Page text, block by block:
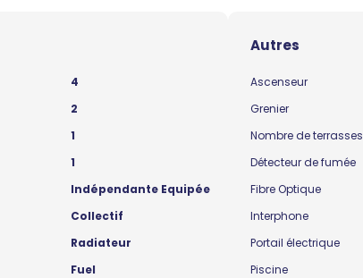
4
2
1
1
Indépendante Equipée
Collectif
Radiateur
Fuel
Autres
Ascenseur
Grenier
Nombre de terrasses
Détecteur de fumée
Fibre Optique
Interphone
Portail électrique
Piscine